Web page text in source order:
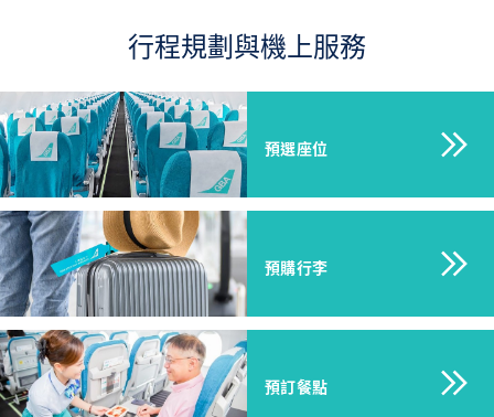
行程規劃與機上服務
預選座位
預購行李
預訂餐點